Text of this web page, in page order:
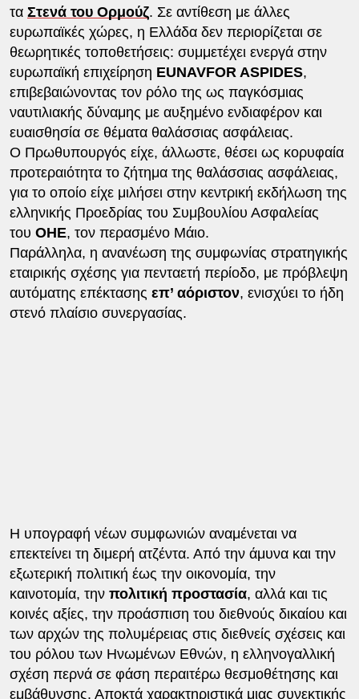
τα Στενά του Ορμούζ. Σε αντίθεση με άλλες
ευρωπαϊκές χώρες, η Ελλάδα δεν περιορίζεται σε
θεωρητικές τοποθετήσεις: συμμετέχει ενεργά στην
ευρωπαϊκή επιχείρηση EUNAVFOR ASPIDES,
επιβεβαιώνοντας τον ρόλο της ως παγκόσμιας
ναυτιλιακής δύναμης με αυξημένο ενδιαφέρον και
ευαισθησία σε θέματα θαλάσσιας ασφάλειας.
Ο Πρωθυπουργός είχε, άλλωστε, θέσει ως κορυφαία
προτεραιότητα το ζήτημα της θαλάσσιας ασφάλειας,
για το οποίο είχε μιλήσει στην κεντρική εκδήλωση της
ελληνικής Προεδρίας του Συμβουλίου Ασφαλείας
του ΟΗΕ, τον περασμένο Μάιο.
Παράλληλα, η ανανέωση της συμφωνίας στρατηγικής
εταιρικής σχέσης για πενταετή περίοδο, με πρόβλεψη
αυτόματης επέκτασης επ’ αόριστον, ενισχύει το ήδη
στενό πλαίσιο συνεργασίας.
Η υπογραφή νέων συμφωνιών αναμένεται να
επεκτείνει τη διμερή ατζέντα. Από την άμυνα και την
εξωτερική πολιτική έως την οικονομία, την
καινοτομία, την πολιτική προστασία, αλλά και τις
κοινές αξίες, την προάσπιση του διεθνούς δικαίου και
των αρχών της πολυμέρειας στις διεθνείς σχέσεις και
του ρόλου των Ηνωμένων Εθνών, η ελληνογαλλική
σχέση περνά σε φάση περαιτέρω θεσμοθέτησης και
εμβάθυνσης. Αποκτά χαρακτηριστικά μιας συνεκτικής